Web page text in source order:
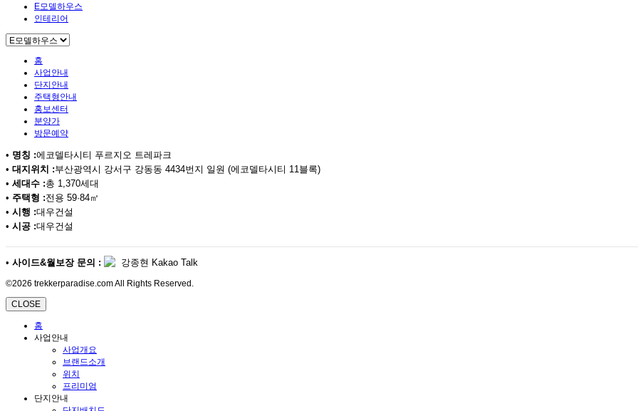
E모델하우스
인테리어
홈
사업안내
단지안내
주택형안내
홍보센터
분양가
방문예약
• 명칭 :에코델타시티 푸르지오 트레파크
• 대지위치 :부산광역시 강서구 강동동 4434번지 일원 (에코델타시티 11블록)
• 세대수 :총 1,370세대
• 주택형 :전용 59·84㎡
• 시행 :대우건설
• 시공 :대우건설
• 사이드&월보장 문의 : 강종현 Kakao Talk
©2026 trekkerparadise.com All Rights Reserved.
CLOSE
홈
사업안내
사업개요
브랜드소개
위치
프리미엄
단지안내